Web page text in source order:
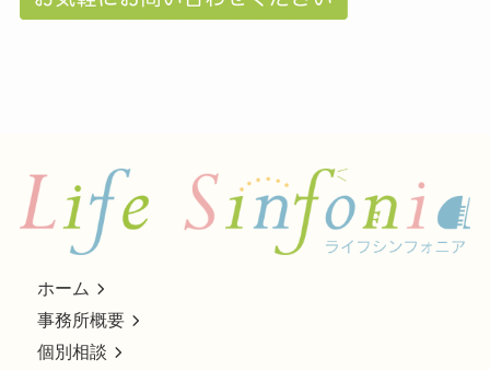
ホーム
事務所概要
個別相談